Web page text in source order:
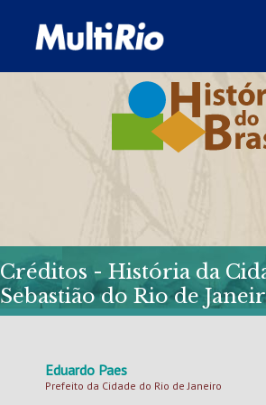
Créditos - História da
Sebastião do Rio de
Eduardo Paes
Prefeito da Cidade do Rio de Janeiro